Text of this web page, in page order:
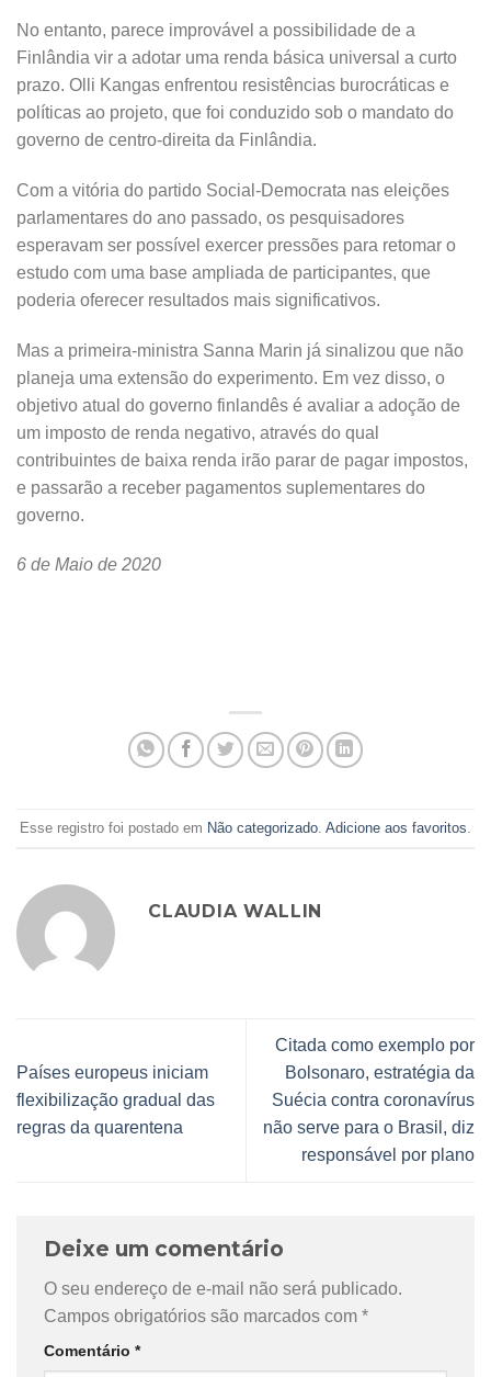
No entanto, parece improvável a possibilidade de a
Finlândia vir a adotar uma renda básica universal a curto
prazo. Olli Kangas enfrentou resistências burocráticas e
políticas ao projeto, que foi conduzido sob o mandato do
governo de centro-direita da Finlândia.
Com a vitória do partido Social-Democrata nas eleições
parlamentares do ano passado, os pesquisadores
esperavam ser possível exercer pressões para retomar o
estudo com uma base ampliada de participantes, que
poderia oferecer resultados mais significativos.
Mas a primeira-ministra Sanna Marin já sinalizou que não
planeja uma extensão do experimento. Em vez disso, o
objetivo atual do governo finlandês é avaliar a adoção de
um imposto de renda negativo, através do qual
contribuintes de baixa renda irão parar de pagar impostos,
e passarão a receber pagamentos suplementares do
governo.
6 de Maio de 2020
Esse registro foi postado em Não categorizado Adicione aos favoritos
CLAUDIA WALLIN
Países europeus iniciam
flexibilização gradual das
regras da quarentena
Citada como exemplo por
Bolsonaro, estratégia da
Suécia contra coronavírus
não serve para o Brasil, diz
responsável por plano
Deixe um comentário
O seu endereço de e-mail não será publicado.
Campos obrigatórios são marcados com *
Comentário *